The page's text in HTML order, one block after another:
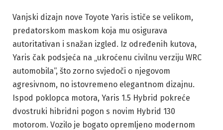
Vanjski dizajn nove Toyote Yaris ističe se velikom,
predatorskom maskom koja mu osigurava
autoritativan i snažan izgled. Iz određenih kutova,
Yaris čak podsjeća na „ukroćenu civilnu verziju WRC
automobila“, što zorno svjedoči o njegovom
agresivnom, no istovremeno elegantnom dizajnu.
Ispod poklopca motora, Yaris 1.5 Hybrid pokreće
dvostruki hibridni pogon s novim Hybrid 130
motorom. Vozilo je bogato opremljeno modernom